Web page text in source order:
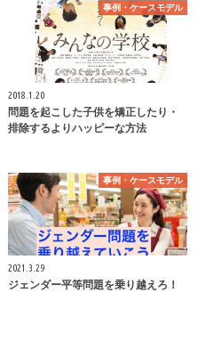
事例・ケースモデル
2018.1.20
問題を起こした子供を矯正したり・
排除するよりハッピーな方法
事例・ケースモデル
2021.3.29
ジェンダー平等問題を乗り越えろ！